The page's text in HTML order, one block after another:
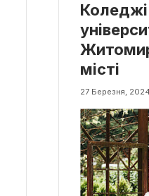
місті
27 Березня, 2024